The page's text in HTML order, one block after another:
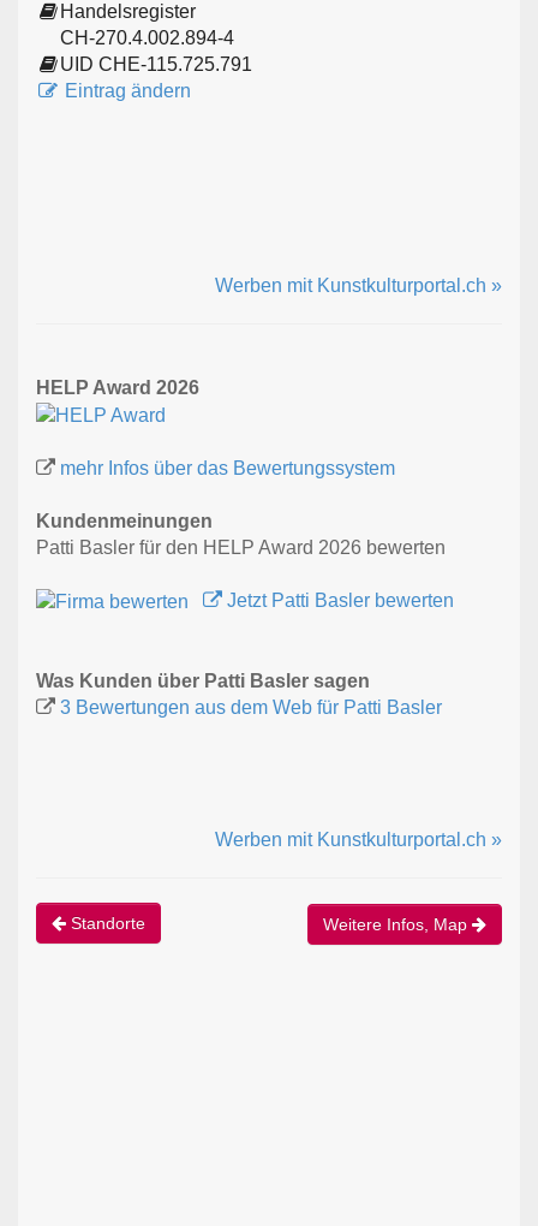
Handelsregister
CH-270.4.002.894-4
UID CHE-115.725.791
Eintrag ändern
Werben mit Kunstkulturportal.ch »
HELP Award 2026
mehr Infos über das Bewertungssystem
Kundenmeinungen
Patti Basler für den HELP Award 2026 bewerten
Jetzt Patti Basler bewerten
Was Kunden über Patti Basler sagen
3 Bewertungen aus dem Web für Patti Basler
Werben mit Kunstkulturportal.ch »
Standorte Weitere Infos, Map